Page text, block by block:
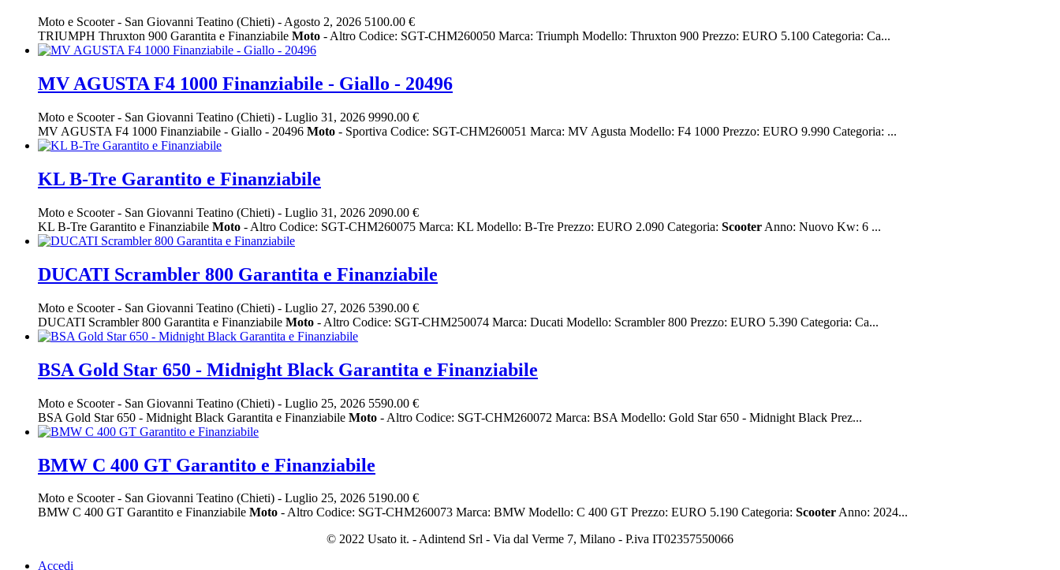
Moto e Scooter- San Giovanni Teatino (Chieti) -Agosto 2, 2026 5100.00 €
TRIUMPH Thruxton 900 Garantita e Finanziabile Moto - Altro Codice: SGT-CHM260050 Marca: Triumph Modello: Thruxton 900 Prezzo: EURO 5.100 Categoria: Ca...
MV AGUSTA F4 1000 Finanziabile - Giallo - 20496
Moto e Scooter- San Giovanni Teatino (Chieti) - Luglio 31, 2026 9990.00 €
MV AGUSTA F4 1000 Finanziabile - Giallo - 20496 Moto - Sportiva Codice: SGT-CHM260051 Marca: MV Agusta Modello: F4 1000 Prezzo: EURO 9.990 Categoria: ...
KL B-Tre Garantito e Finanziabile
Moto e Scooter- San Giovanni Teatino (Chieti) - Luglio 31, 2026 2090.00 €
KL B-Tre Garantito e Finanziabile Moto - Altro Codice: SGT-CHM260075 Marca: KL Modello: B-Tre Prezzo: EURO 2.090 Categoria: Scooter Anno: Nuovo Kw: 6 ...
DUCATI Scrambler 800 Garantita e Finanziabile
Moto e Scooter- San Giovanni Teatino (Chieti) - Luglio 27, 2026 5390.00 €
DUCATI Scrambler 800 Garantita e Finanziabile Moto - Altro Codice: SGT-CHM250074 Marca: Ducati Modello: Scrambler 800 Prezzo: EURO 5.390 Categoria: Ca...
BSA Gold Star 650 - Midnight Black Garantita e Finanziabile
Moto e Scooter- San Giovanni Teatino (Chieti) - Luglio 25, 2026 5590.00 €
BSA Gold Star 650 - Midnight Black Garantita e Finanziabile Moto - Altro Codice: SGT-CHM260072 Marca: BSA Modello: Gold Star 650 - Midnight Black Prez...
BMW C 400 GT Garantito e Finanziabile
Moto e Scooter- San Giovanni Teatino (Chieti) - Luglio 25, 2026 5190.00 €
BMW C 400 GT Garantito e Finanziabile Moto - Altro Codice: SGT-CHM260073 Marca: BMW Modello: C 400 GT Prezzo: EURO 5.190 Categoria: ScooterAnno: 2024...
© 2022 Usato it. - Adintend Srl - Via dal Verme 7, Milano - P.iva IT02357550066
Accedi